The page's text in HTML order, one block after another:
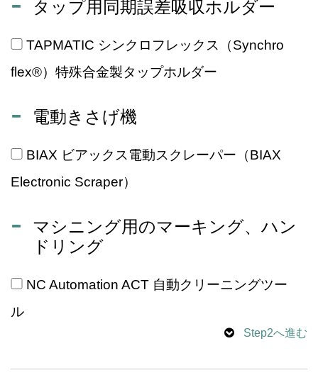
タップ用同期誤差吸収ホルダー
TAPMATIC シンクロフレックス（Synchro
flex®）特殊合金製タップホルダー
電動きさげ機
BIAX ビアックス電動スクレーパー（BIAX
Electronic Scraper）
マシニング用のマーキング、ハン
ドリング
NC Automation ACT 自動クリーニングツー
ル
Step2へ進む